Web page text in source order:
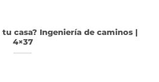
tu casa? Ingeniería de caminos |
4×37